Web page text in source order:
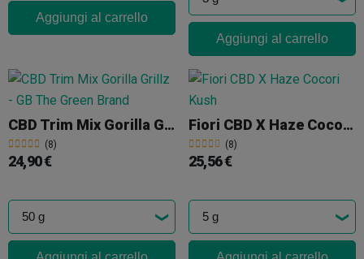
Aggiungi al carrello
Aggiungi al carrello
CBD Trim Mix Gorilla Grillz
(8)
24,90 €
Fiori CBD X Haze Cocori Kush
(8)
25,56 €